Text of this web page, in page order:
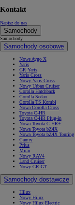
Kontakt
Napisz do nas
Samochody
Samochody
Samochody osobowe
Nowe Aygo X
Yaris
GR Yaris
Yaris Cross
Nowy Yaris Cross
Nowy Urban Cruiser
Corolla Hatchback
Corolla Sedan
Corolla TS Kombi
Nowa Corolla Cross
Toyota C-HR
Toyota C-HR Plug-in
Nowa Toyota C-HR+
Nowa Toyota bZ4X
Nowa Toyota bZ4X Touring
Camry
Prius
Mirai
Nowy RAV4
Land Cruiser
Nowy GR GT
Samochody dostawcze
Hilux
Nowy Hilux
Nowy Hilux Electric